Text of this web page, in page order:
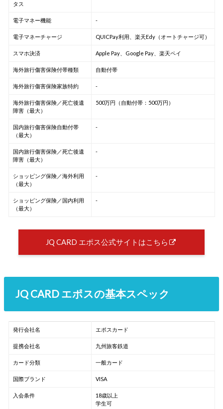
タス
電子マネー機能 -
電子マネーチャージ QUICPay利用、楽天Edy（オートチャージ可）
スマホ決済 Apple Pay、Google Pay、楽天ペイ
海外旅行傷害保険付帯種類 自動付帯
海外旅行傷害保険家族特約 -
海外旅行傷害保険／死亡後遺
障害（最大）
500万円（自動付帯：500万円）
国内旅行傷害保険自動付帯
（最大）
-
国内旅行傷害保険／死亡後遺
障害（最大）
-
ショッピング保険／海外利用
（最大）
-
ショッピング保険／国内利用
（最大）
-
JQ CARD エポス公式サイトはこちら
JQ CARD エポスの基本スペック
発行会社名 エポスカード
提携会社名 九州旅客鉄道
カード分類 一般カード
国際ブランド VISA
入会条件
18歳以上
学生可